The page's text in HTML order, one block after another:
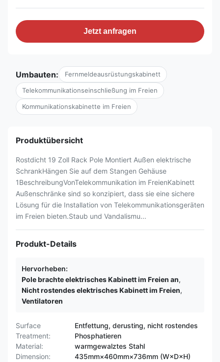
Jetzt anfragen
Umbauten: Fernmeldeausrüstungskabinett
Telekommunikationseinschließung im Freien
Kommunikationskabinette im Freien
Produktübersicht
Rostdicht 19 Zoll Rack Pole Montiert Außen elektrische
SchrankHängen Sie auf dem Stangen Gehäuse
1BeschreibungVonTelekommunikation im FreienKabinett
Außenschränke sind so konzipiert, dass sie eine sichere
Lösung für die Installation von Telekommunikationsgeräten
im Freien bieten.Staub und Vandalismu...
Produkt-Details
Hervorheben:
Pole brachte elektrisches Kabinett im Freien an,
Nicht rostendes elektrisches Kabinett im Freien,
Ventilatoren
Surface
Treatment:
Entfettung, derusting, nicht rostendes
Phosphatieren
Material:
warmgewalztes Stahl
Dimension:
435mm×460mm×736mm (W×D×H)